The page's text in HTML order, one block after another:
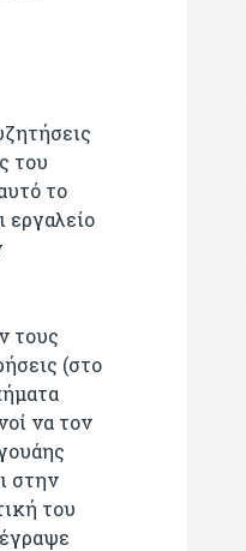
του
το
εργαλείο
τους
(στο
να τον
στην
του